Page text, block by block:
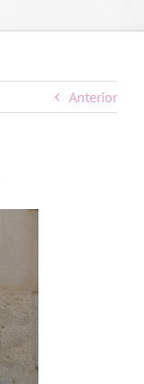
Anterior